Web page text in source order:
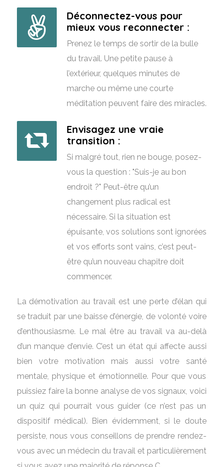
Déconnectez-vous pour
mieux vous reconnecter :
Prenez le temps de sortir de la bulle
du travail. Une petite pause à
l’extérieur, quelques minutes de
marche ou même une courte
méditation peuvent faire des miracles.
Envisagez une vraie
transition :
Si malgré tout, rien ne bouge, posez-
vous la question : "Suis-je au bon
endroit ?" Peut-être qu’un
changement plus radical est
nécessaire. Si la situation est
épuisante, vos solutions sont ignorées
et vos efforts sont vains, c’est peut-
être qu’un nouveau chapitre doit
commencer.
La démotivation au travail est une perte d’élan qui
se traduit par une baisse d’énergie, de volonté voire
d’enthousiasme. Le mal être au travail va au-delà
d’un manque d’envie. C’est un état qui affecte aussi
bien votre motivation mais aussi votre santé
mentale, physique et émotionnelle. Pour que vous
puissiez faire la bonne analyse de vos signaux, voici
un quiz qui pourrait vous guider (ce n’est pas un
dispositif médical). Bien évidemment, si le doute
persiste, nous vous conseillons de prendre rendez-
vous avec un médecin du travail et particulièrement